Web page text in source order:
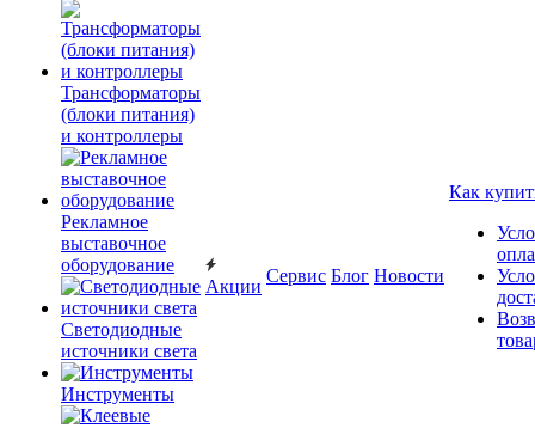
Трансформаторы
(блоки питания)
и контроллеры
Рекламное
выставочное
оборудование
Светодиодные
источники света
Инструменты
Акции
Сервис Блог Новости
Как